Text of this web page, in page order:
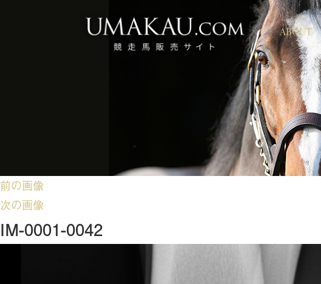
ABOUT
前の画像
次の画像
IM-0001-0042